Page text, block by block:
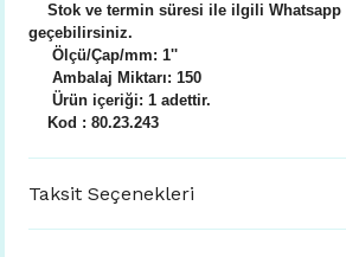
Stok ve termin süresi ile ilgili Whatsapp
geçebilirsiniz.
Ölçü/Çap/mm: 1''
Ambalaj Miktarı: 150
Ürün içeriği: 1 adettir.
Kod : 80.23.243
Taksit Seçenekleri